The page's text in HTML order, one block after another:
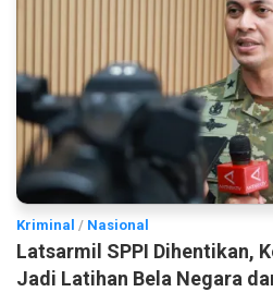
Kriminal / Nasional
Latsarmil SPPI Dihentikan,
Jadi Latihan Bela Negara